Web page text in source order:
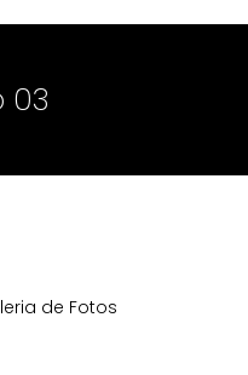
03
de Fotos